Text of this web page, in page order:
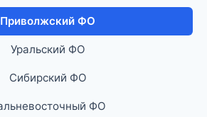
Приволжский ФО
Уральский ФО
Сибирский ФО
ФО